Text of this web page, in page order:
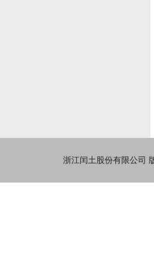
浙江闰土股份有限公司